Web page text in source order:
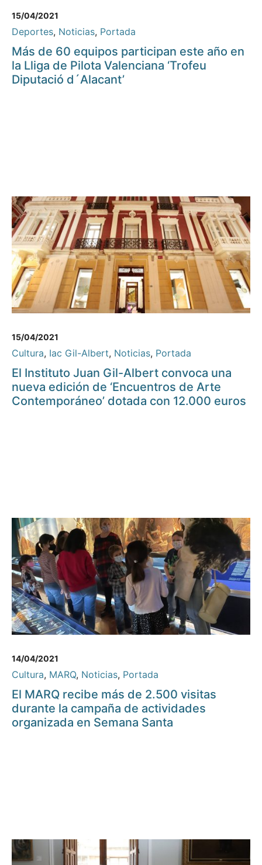
15/04/2021
Deportes, Noticias, Portada
Más de 60 equipos participan este año en
la Lliga de Pilota Valenciana ‘Trofeu
Diputació d´Alacant’
15/04/2021
Cultura, Iac Gil-Albert, Noticias, Portada
El Instituto Juan Gil-Albert convoca una
nueva edición de ‘Encuentros de Arte
Contemporáneo’ dotada con 12.000 euros
14/04/2021
Cultura, MARQ, Noticias, Portada
El MARQ recibe más de 2.500 visitas
durante la campaña de actividades
organizada en Semana Santa